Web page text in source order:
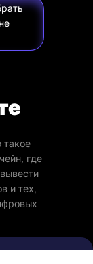
такое
где
и тех,